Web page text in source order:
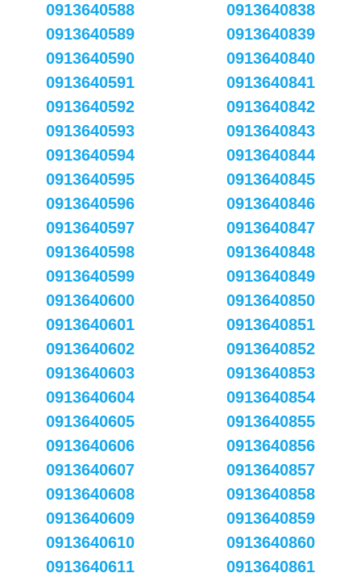
0913640588
0913640589
0913640590
0913640591
0913640592
0913640593
0913640594
0913640595
0913640596
0913640597
0913640598
0913640599
0913640600
0913640601
0913640602
0913640603
0913640604
0913640605
0913640606
0913640607
0913640608
0913640609
0913640610
0913640611
0913640838
0913640839
0913640840
0913640841
0913640842
0913640843
0913640844
0913640845
0913640846
0913640847
0913640848
0913640849
0913640850
0913640851
0913640852
0913640853
0913640854
0913640855
0913640856
0913640857
0913640858
0913640859
0913640860
0913640861